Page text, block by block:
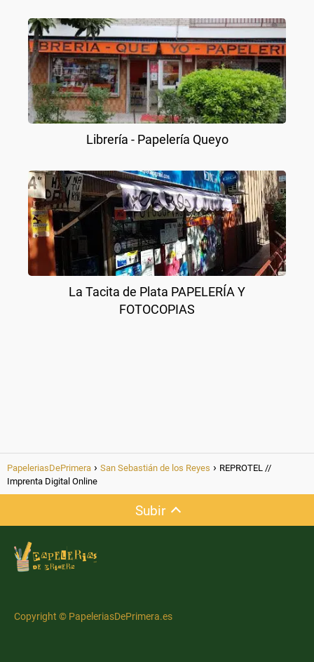
Librería - Papelería Queyo
La Tacita de Plata PAPELERÍA Y
FOTOCOPIAS
PapeleriasDePrimera San Sebastián de los Reyes
REPROTEL //
Imprenta Digital Online
Subir
Copyright © PapeleriasDePrimera.es